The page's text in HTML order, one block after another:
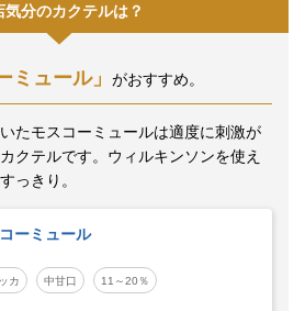
気分のカクテルは？
ミュール」 がおすすめ。
たモスコーミュールは適度に刺激が
クテルです。ウィルキンソンを使え
っきり。
ーミュール
カ 中甘口 11～20％